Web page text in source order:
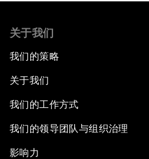
关于我们
我们的策略
关于我们
我们的工作方式
我们的领导团队与组织治理
影响力